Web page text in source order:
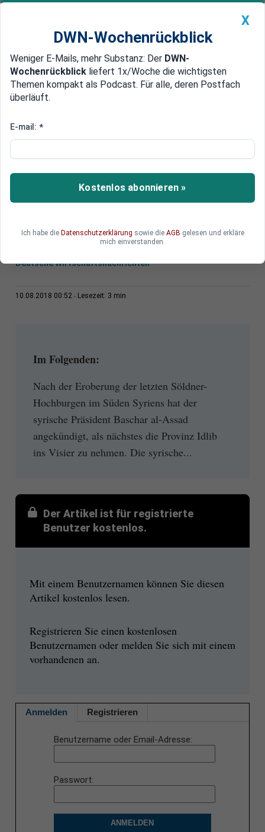
Newsticker MEIN DWN: Geldanlage Premium
Edelmetalle DWN-Magazin China
Russland muss vermitteln
Syrien: Türkei bremst bei
Offensive gegen Söldner in Idlib
Syrien zieht vor Idlib Truppen zusammen. Doch
Deutsche Wirtschaftsnachrichten
10.08.2018 00:52 Lesezeit: 3 min
Im Folgenden:
Nach der Eroberung der letzten Söldner-
Hochburgen im Süden Syriens hat der
syrische Präsident Baschar al-Assad
angekündigt, als nächstes die Provinz Idlib
ins Visier zu nehmen. Die syrische...
Der Artikel ist für registrierte
Benutzer kostenlos.
Mit einem Benutzernamen können Sie diesen
Artikel kostenlos lesen.
Registrieren Sie einen kostenlosen
Benutzernamen oder melden Sie sich mit einem
vorhandenen an.
Anmelden Registrieren
Benutzername oder Email-Adresse
Passwort
ANMELDEN
X
DWN-Wochenrückblick
Weniger E-Mails, mehr Substanz: Der DWN-
Wochenrückblick liefert 1x/Woche die wichtigsten
Themen kompakt als Podcast. Für alle, deren Postfach
überläuft.
E-mail: *
Kostenlos abonnieren »
Ich habe die Datenschutzerklärung sowie die AGB gelesen und erkläre
mich einverstanden.